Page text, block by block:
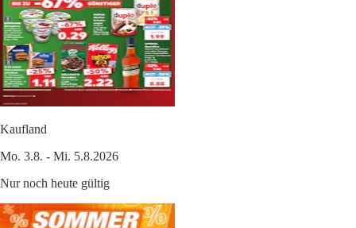
Kaufland
Mo. 3.8. - Mi. 5.8.2026
Nur noch heute gültig